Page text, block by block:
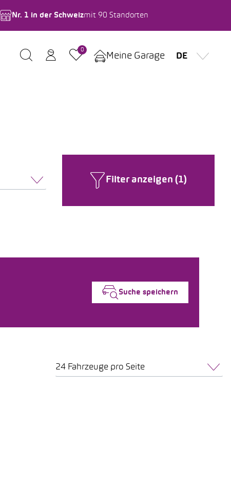
Nr. 1 in der Schweizmit 90 Standorten
0
Meine Garage DE
Filter anzeigen (1)
Suche speichern
24 Fahrzeuge pro Seite